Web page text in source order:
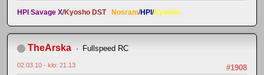
HPI Savage X/Kyosho DST Nosram/HPI /Kyosho
TheArska Fullspeed RC
#1908
02.03.10 - klo: 21.13